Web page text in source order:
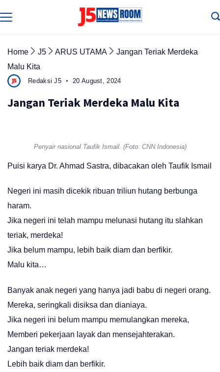
to
Home J5 ARUS UTAMA
Jangan Teriak Merdeka
Malu Kita
Redaksi J5 20 August, 2024
Jangan Teriak Merdeka Malu Kita
Penyair nasional Taufik Ismail. (Foto: CNN Indonesia)
Puisi karya Dr. Ahmad Sastra, dibacakan oleh Taufik Ismail
Negeri ini masih dicekik ribuan triliun hutang berbunga
haram.
Jika negeri ini telah mampu melunasi hutang itu slahkan
teriak, merdeka!
Jika belum mampu, lebih baik diam dan berfikir.
Malu kita…
Banyak anak negeri yang hanya jadi babu di negeri orang.
Mereka, seringkali disiksa dan dianiaya.
Jika negeri ini belum mampu memulangkan mereka,
Memberi pekerjaan layak dan mensejahterakan.
Jangan teriak merdeka!
Lebih baik diam dan berfikir.